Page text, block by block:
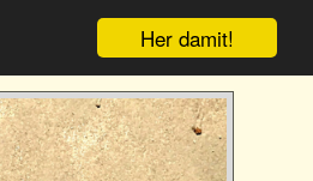
Her damit!